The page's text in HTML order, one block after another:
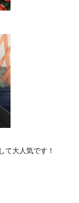
て大人気です！